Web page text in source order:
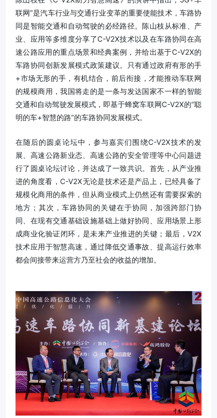
联网”是汽车行业与交通行业变革的重要使能技术，车路协
同是智能交通和自动驾驶的必经路径。陈山枝从标准、产
业、应用等多维度分享了C-V2X技术以及在车路协同在高
速公路应用的重点场景和经典案例，并给出基于C-V2X的
车路协同创新发展模式政策建议。只有通过政府有形的手
+市场无形的手，有机结合，前后衔接，才能推动车联网
的规模商用，我国将走的是一条与发达国家不一样的智能
交通和自动驾驶发展模式，即基于蜂窝车联网C-V2X的“聪
明的车+智慧的路”的车路协同发展模式。
在随后的圆桌论坛中，参与嘉宾们围绕C-V2X技术的发
展、高速公路新业态、高速公路的安全管理等中心问题进
行了圆桌论坛讨论，并达成了一致共识。首先，从产业推
进的角度看，C-V2X无论是技术还是产品上，已经具备了
规模化商用的条件，但从商业模式上仍然还有需要探索的
地方；其次，车路协同的关键在于协同，加强跨部门协
同、在现有交通基础设施基础上做好协同、应用场景上形
成商业化验证闭环，是未来产业推进的关键；最后，V2X
技术应用于智慧高速，通过降低交通事故、提高运行效率
都会间接带来运营方乃至社会的收益的增加。